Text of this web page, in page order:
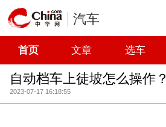
汽车
首页 文章 选车
自动档车上徒坡怎么操作？
2023-07-17 16:18:55